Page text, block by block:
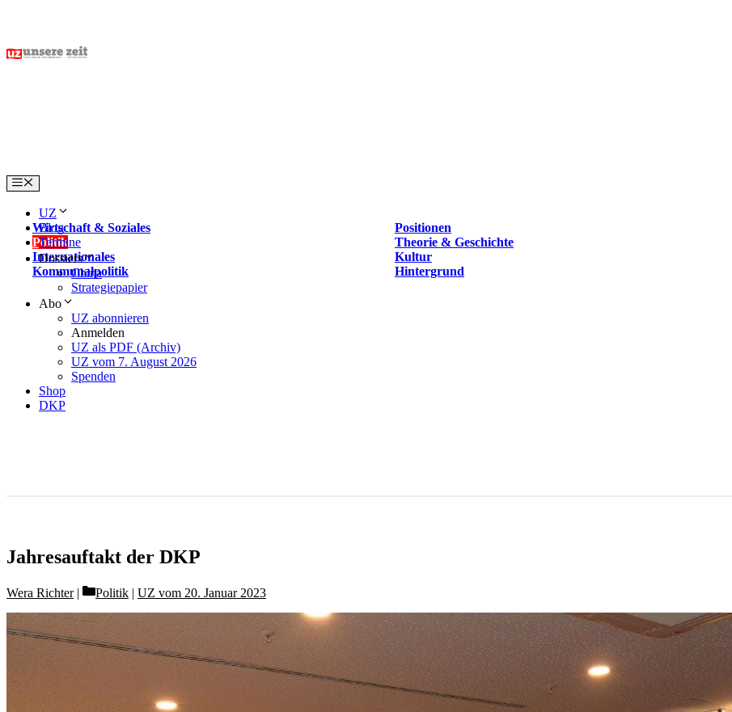
content
Menu
UZ
Wirtschaft & Soziales
Positionen
Politik
Theorie & Geschichte
Internationales
Kultur
Kommunalpolitik
Hintergrund
Blog
Termine
Dossiers
China
Strategiepapier
Abo
UZ abonnieren
Anmelden
UZ als PDF (Archiv)
UZ vom 7. August 2026
Spenden
Shop
DKP
Jahresauftakt der DKP
Wera Richter Categories
Politik | UZ vom 20. Januar 2023